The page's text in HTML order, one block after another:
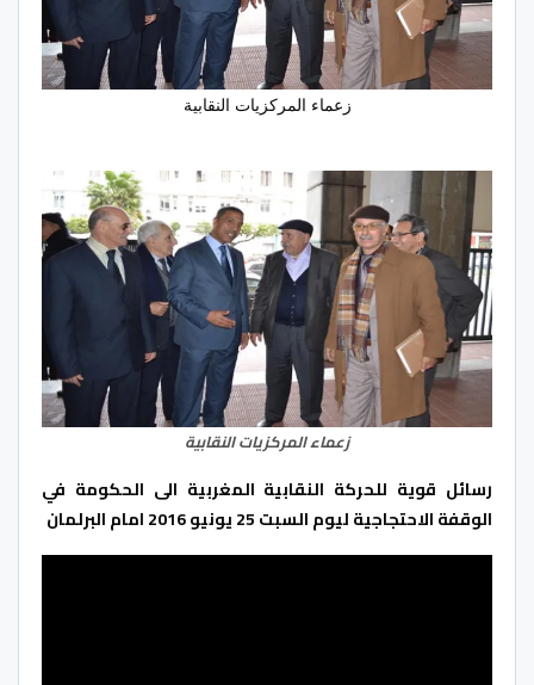
زعماء المركزيات النقابية
زعماء المركزيات النقابية
رسائل قوية للحركة النقابية المغربية الى الحكومة في
الوقفة الاحتجاجية ليوم السبت 25 يونيو 2016 امام البرلمان